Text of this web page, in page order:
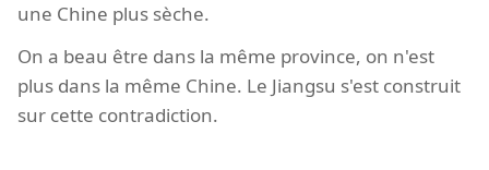
une Chine plus sèche.
On a beau être dans la même province, on n'est
plus dans la même Chine. Le Jiangsu s'est construit
sur cette contradiction.